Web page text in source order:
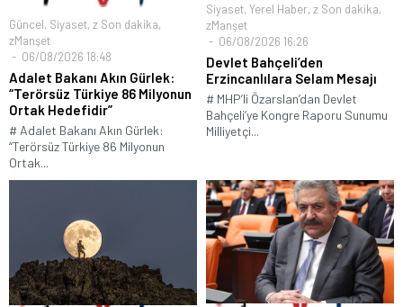
Güncel, Siyaset, z Son dakika,
zManşet
06/08/2026 18:48
Adalet Bakanı Akın Gürlek:
“Terörsüz Türkiye 86 Milyonun
Ortak Hedefidir”
# Adalet Bakanı Akın Gürlek:
“Terörsüz Türkiye 86 Milyonun
Ortak...
Siyaset, Yerel Haber, z Son dakika,
zManşet
06/08/2026 16:26
Devlet Bahçeli’den
Erzincanlılara Selam Mesajı
# MHP’li Özarslan’dan Devlet
Bahçeli’ye Kongre Raporu Sunumu
Milliyetçi...